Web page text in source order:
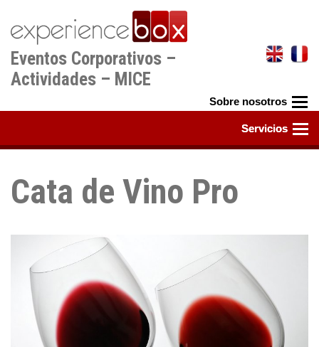
contenido
principal
Eventos Corporativos –
Actividades – MICE
Cata de Vino Pro